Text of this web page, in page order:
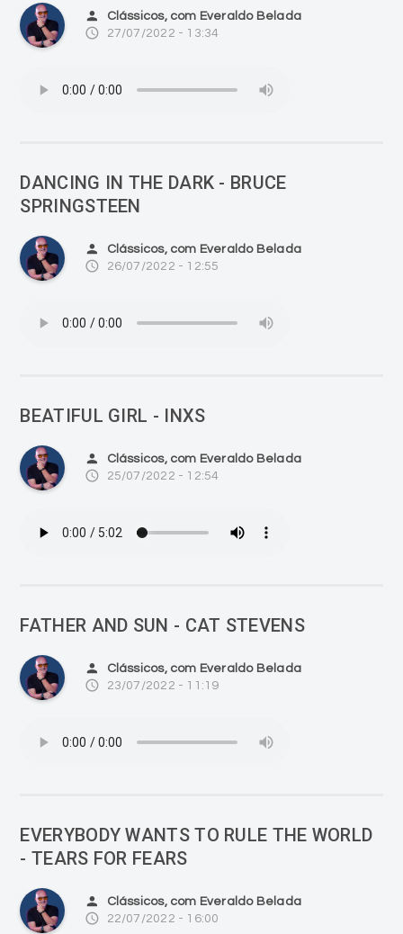
person Clássicos, com Everaldo Belada
access_time 27/07/2022 - 13:34
DANCING IN THE DARK - BRUCE
SPRINGSTEEN
person Clássicos, com Everaldo Belada
access_time 26/07/2022 - 12:55
BEATIFUL GIRL - INXS
person Clássicos, com Everaldo Belada
access_time 25/07/2022 - 12:54
FATHER AND SUN - CAT STEVENS
person Clássicos, com Everaldo Belada
access_time 23/07/2022 - 11:19
EVERYBODY WANTS TO RULE THE WORLD
- TEARS FOR FEARS
person Clássicos, com Everaldo Belada
access_time 22/07/2022 - 16:00